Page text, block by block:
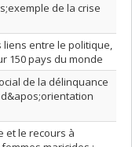
de la crise
liens entre le politique,
150 pays du monde
de la délinquance
et le recours à